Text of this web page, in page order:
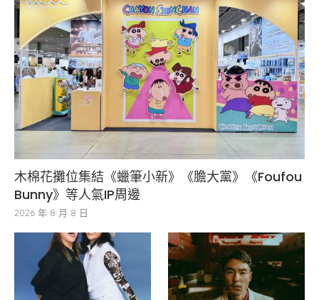
木棉花攤位集結《蠟筆小新》《膽大黨》《Foufou
Bunny》等人氣IP周邊
2026 年 8 月 8 日